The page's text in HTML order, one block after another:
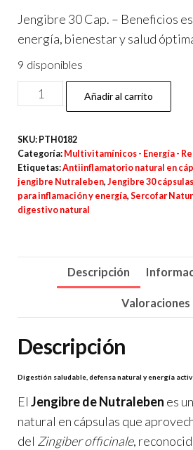
precio
original
7.990$.
precio
actual
Jengibre 30 Cap. – Beneficios
energía, bienestar y salud
9 disponibles
Jengibre
–
Cápsulas
cantidad
Añadir al carrito
SKU: PTH0182
Categoría: Multivitamínicos - Energía -
Etiquetas:Antiinflamatorio natural en
jengibre Nutraleben, Jengibre 30
para inflamación y energía, Sercofar
digestivo natural
Descripción
Valoraciones
Descripción
Digestión saludable, defensa natural y energía
El Jengibre de Nutraleben es
natural en cápsulas que
del Zingiber officinale,